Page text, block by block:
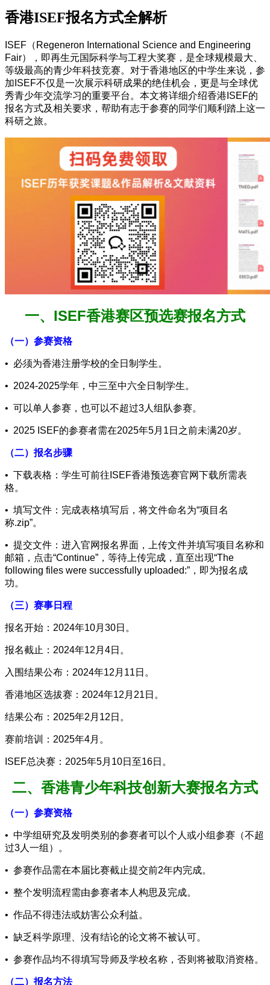
香港ISEF报名方式全解析
ISEF（Regeneron International Science and Engineering
Fair），即再生元国际科学与工程大奖赛，是全球规模最大、
等级最高的青少年科技竞赛。对于香港地区的中学生来说，参
加ISEF不仅是一次展示科研成果的绝佳机会，更是与全球优
秀青少年交流学习的重要平台。本文将详细介绍香港ISEF的
报名方式及相关要求，帮助有志于参赛的同学们顺利踏上这一
科研之旅。
一、ISEF香港赛区预选赛报名方式
（一）参赛资格
• 必须为香港注册学校的全日制学生。
• 2024-2025学年，中三至中六全日制学生。
• 可以单人参赛，也可以不超过3人组队参赛。
• 2025 ISEF的参赛者需在2025年5月1日之前未满20岁。
（二）报名步骤
• 下载表格：学生可前往ISEF香港预选赛官网下载所需表
格。
• 填写文件：完成表格填写后，将文件命名为“项目名
称.zip”。
• 提交文件：进入官网报名界面，上传文件并填写项目名称和
邮箱，点击“Continue”，等待上传完成，直至出现“The
following files were successfully uploaded:”，即为报名成
功。
（三）赛事日程
报名开始：2024年10月30日。
报名截止：2024年12月4日。
入围结果公布：2024年12月11日。
香港地区选拔赛：2024年12月21日。
结果公布：2025年2月12日。
赛前培训：2025年4月。
ISEF总决赛：2025年5月10日至16日。
二、香港青少年科技创新大赛报名方式
（一）参赛资格
• 中学组研究及发明类别的参赛者可以个人或小组参赛（不超
过3人一组）。
• 参赛作品需在本届比赛截止提交前2年内完成。
• 整个发明流程需由参赛者本人构思及完成。
• 作品不得违法或妨害公众利益。
• 缺乏科学原理、没有结论的论文将不被认可。
• 参赛作品均不得填写导师及学校名称，否则将被取消资格。
（二）报名方法